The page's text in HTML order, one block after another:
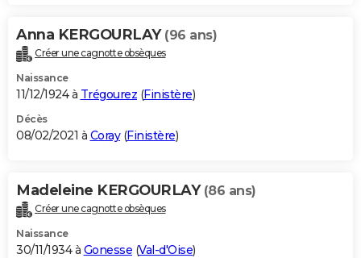
Anna KERGOURLAY (96 ans)
Créer une cagnotte obsèques
Naissance
11/12/1924 à Trégourez (Finistère)
Décès
08/02/2021 à Coray(Finistère)
Madeleine KERGOURLAY (86 ans)
Créer une cagnotte obsèques
Naissance
30/11/1934 à Gonesse (Val-d'Oise)